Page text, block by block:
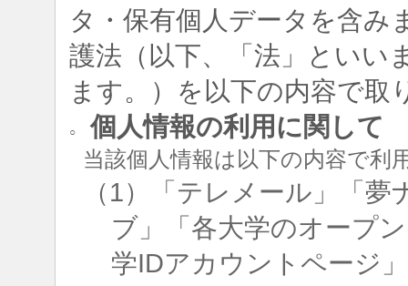
タ・保有個人データを含み
護法（以下、「法」といい
ます。）を以下の内容で取
○ 個人情報の利用に関して
当該個人情報は以下の内容で利
（1）「テレメール」「
ブ」「各大学のオープ
学IDアカウントページ